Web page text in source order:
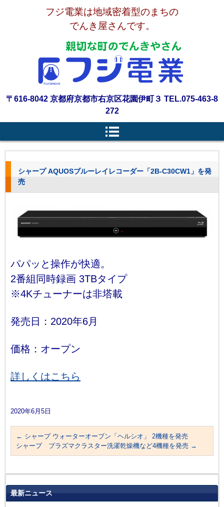
フジ電業は地域密着型のまちの
でんき屋さんです。
〒616-8042 京都府京都市右京区花園伊町３ TEL.075-463-8
272
シャープ AQUOSブルーレイレコーダー「2B-C30CW1」を発
売
パパッと操作が快適。
2番組同時録画 3TBタイプ
※4Kチューナーは非塔載
発売日：2020年6月
価格：オープン
詳しくはこちら
2020年6月5日
← シャープ ウォーターオーブン「ヘルシオ」 2機種を発売
シャープ プラズマクラスター洗濯乾燥機など4機種を発売 →
最新ニュース